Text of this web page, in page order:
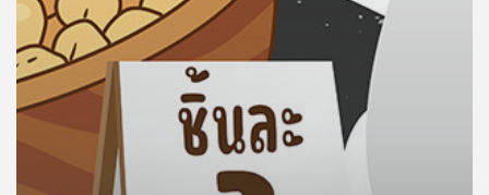
บทความ
ข่าว
และ
กิจกรรม